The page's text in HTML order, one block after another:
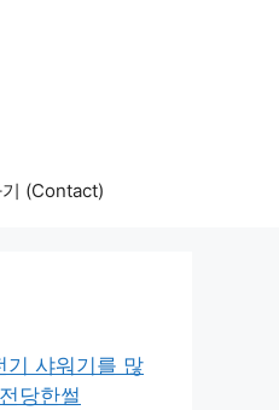
(Contact)
기 샤워기를 많
당한썰